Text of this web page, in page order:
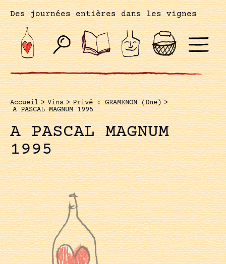
Des journées entières dans les vignes
Accueil > Vins > Privé : GRAMENON (Dne) >
A PASCAL MAGNUM 1995
A PASCAL MAGNUM
1995